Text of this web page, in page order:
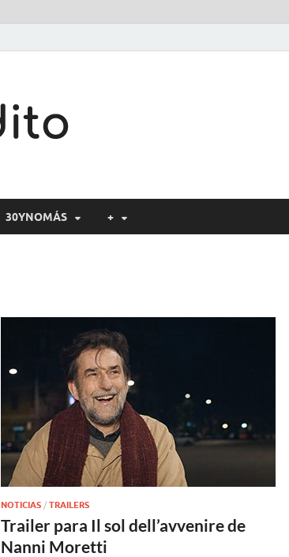
30YNOMÁS +
NOTICIAS / TRAILERS
Trailer para Il sol dell’avvenire de
Nanni Moretti